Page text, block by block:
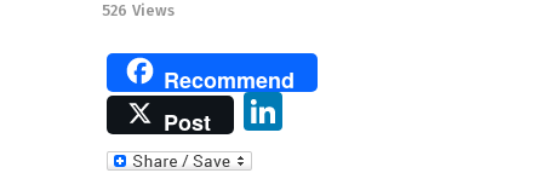
526 Views
Recommend
Post